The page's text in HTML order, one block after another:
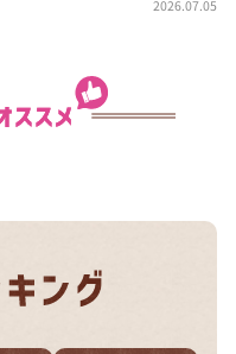
2026.07.05